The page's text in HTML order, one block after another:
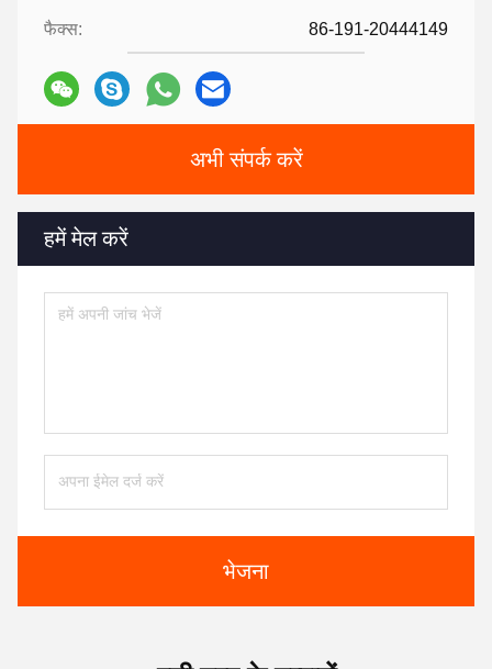
फैक्स: 86-191-20444149
अभी संपर्क करें
हमें मेल करें
भेजना